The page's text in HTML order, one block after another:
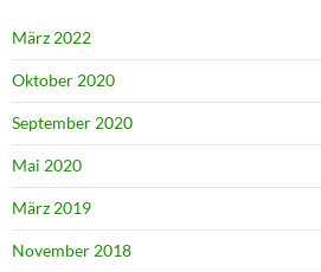
März 2022
Oktober 2020
September 2020
Mai 2020
März 2019
November 2018